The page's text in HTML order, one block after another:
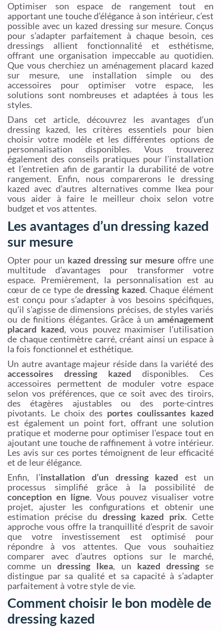
Optimiser son espace de rangement tout en
apportant une touche d’élégance à son intérieur, c’est
possible avec un kazed dressing sur mesure. Conçus
pour s’adapter parfaitement à chaque besoin, ces
dressings allient fonctionnalité et esthétisme,
offrant une organisation impeccable au quotidien.
Que vous cherchiez un aménagement placard kazed
sur mesure, une installation simple ou des
accessoires pour optimiser votre espace, les
solutions sont nombreuses et adaptées à tous les
styles.
Dans cet article, découvrez les avantages d’un
dressing kazed, les critères essentiels pour bien
choisir votre modèle et les différentes options de
personnalisation disponibles. Vous trouverez
également des conseils pratiques pour l’installation
et l’entretien afin de garantir la durabilité de votre
rangement. Enfin, nous comparerons le dressing
kazed avec d’autres alternatives comme Ikea pour
vous aider à faire le meilleur choix selon votre
budget et vos attentes.
Les avantages d’un dressing kazed
sur mesure
Opter pour un kazed dressing sur mesure offre une
multitude d’avantages pour transformer votre
espace. Premièrement, la personnalisation est au
cœur de ce type dedressing kazed. Chaque élément
est conçu pour s’adapter à vos besoins spécifiques,
qu’il s’agisse de dimensions précises, de styles variés
ou de finitions élégantes. Grâce à un aménagement
placard kazed, vous pouvez maximiser l’utilisation
de chaque centimètre carré, créant ainsi un espace à
la fois fonctionnel et esthétique.
Un autre avantage majeur réside dans la variété des
accessoires dressing kazed disponibles. Ces
accessoires permettent de moduler votre espace
selon vos préférences, que ce soit avec des tiroirs,
des étagères ajustables ou des porte-cintres
pivotants. Le choix des portes coulissantes kazed
est également un point fort, offrant une solution
pratique et moderne pour optimiser l’espace tout en
ajoutant une touche de raffinement à votre intérieur.
Les avis sur ces portes témoignent de leur efficacité
et de leur élégance.
Enfin, l’installation d’un dressing kazed est un
processus simplifié grâce à la possibilité de
conception en ligne. Vous pouvez visualiser votre
projet, ajuster les configurations et obtenir une
estimation précise du dressing kazed prix. Cette
approche vous offre la tranquillité d’esprit de savoir
que votre investissement est optimisé pour
répondre à vos attentes. Que vous souhaitiez
comparer avec d’autres options sur le marché,
comme undressing Ikea, un kazed dressingse
distingue par sa qualité et sa capacité à s’adapter
parfaitement à votre style de vie.
Comment choisir le bon modèle de
dressing kazed